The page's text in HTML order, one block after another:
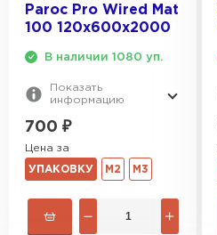
Paroc Pro Wired Mat
100 120х600х2000
В наличии 1080 уп.
Показать
информацию
700 ₽
Цена за
УПАКОВКУ М2 М3